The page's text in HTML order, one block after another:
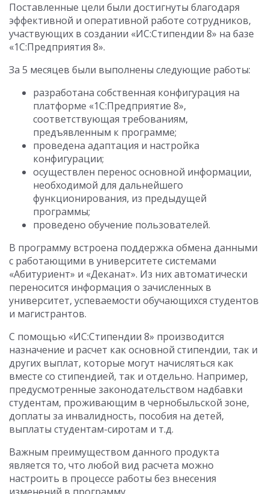
Поставленные цели были достигнуты благодаря
эффективной и оперативной работе сотрудников,
участвующих в создании «ИС:Стипендии 8» на базе
«1С:Предприятия 8».
За 5 месяцев были выполнены следующие работы:
разработана собственная конфигурация на
платформе «1С:Предприятие 8»,
соответствующая требованиям,
предъявленным к программе;
проведена адаптация и настройка
конфигурации;
осуществлен перенос основной информации,
необходимой для дальнейшего
функционирования, из предыдущей
программы;
проведено обучение пользователей.
В программу встроена поддержка обмена данными
с работающими в университете системами
«Абитуриент» и «Деканат». Из них автоматически
переносится информация о зачисленных в
университет, успеваемости обучающихся студентов
и магистрантов.
С помощью «ИС:Стипендии 8» производится
назначение и расчет как основной стипендии, так и
других выплат, которые могут начисляться как
вместе со стипендией, так и отдельно. Например,
предусмотренные законодательством надбавки
студентам, проживающим в чернобыльской зоне,
доплаты за инвалидность, пособия на детей,
выплаты студентам-сиротам и т.д.
Важным преимуществом данного продукта
является то, что любой вид расчета можно
настроить в процессе работы без внесения